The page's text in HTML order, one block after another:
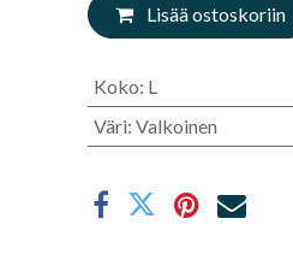
Lisää ostoskoriin
Koko: L
Väri: Valkoinen